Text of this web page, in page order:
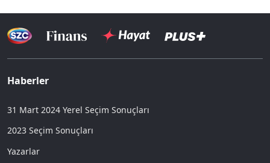
Haberler
31 Mart 2024 Yerel Seçim Sonuçları
2023 Seçim Sonuçları
Yazarlar